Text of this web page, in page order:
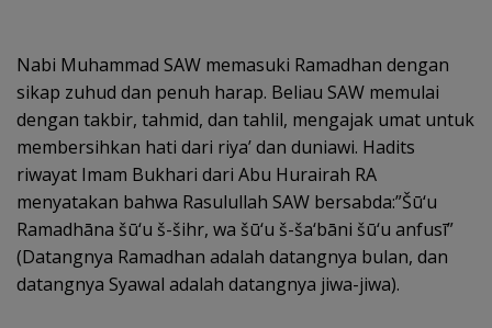
Nabi Muhammad SAW memasuki Ramadhan dengan
sikap zuhud dan penuh harap. Beliau SAW memulai
dengan takbir, tahmid, dan tahlil, mengajak umat untuk
membersihkan hati dari riya’ dan duniawi. Hadits
riwayat Imam Bukhari dari Abu Hurairah RA
menyatakan bahwa Rasulullah SAW bersabda:”Šū‘u
Ramadhāna šū‘u š-šihr, wa šū‘u š-ša‘bāni šū‘u anfusī”
(Datangnya Ramadhan adalah datangnya bulan, dan
datangnya Syawal adalah datangnya jiwa-jiwa).